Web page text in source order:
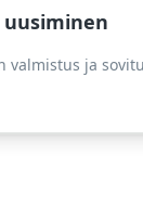
valmistus ja